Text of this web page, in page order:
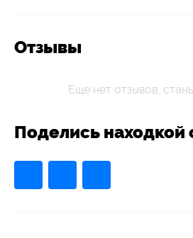
Отзывы
Еще нет отзывов,
Поделись находкой